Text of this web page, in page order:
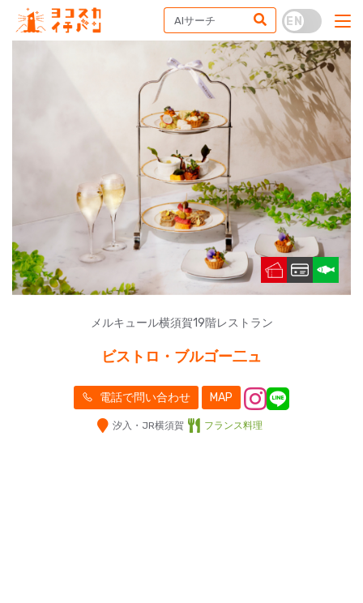
メルキュール横須賀19階レストラン
ビストロ・ブルゴー二ュ
電話で問い合わせ MAP
汐入・JR横須賀 フランス料理